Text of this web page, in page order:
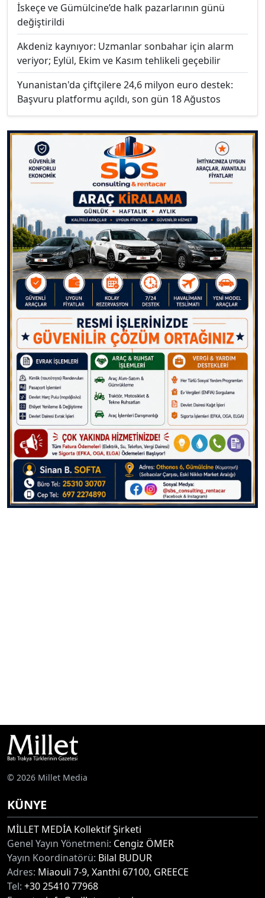
İskeçe ve Gümülcine’de halk pazarlarının günü
değiştirildi
Akdeniz kaynıyor: Uzmanlar sonbahar için alarm
veriyor; Eylül, Ekim ve Kasım tehlikeli geçebilir
Yunanistan'da çiftçilere 24,6 milyon euro destek:
Başvuru platformu açıldı, son gün 18 Ağustos
© 2026 Millet Media
KÜNYE
MİLLET MEDİA Kollektif Şirketi
Genel Yayın Yönetmeni: Cengiz ÖMER
Yayın Koordinatörü: Bilal BUDUR
Adres: Miaouli 7-9, Xanthi 67100, GREECE
Tel: +30 25410 77968